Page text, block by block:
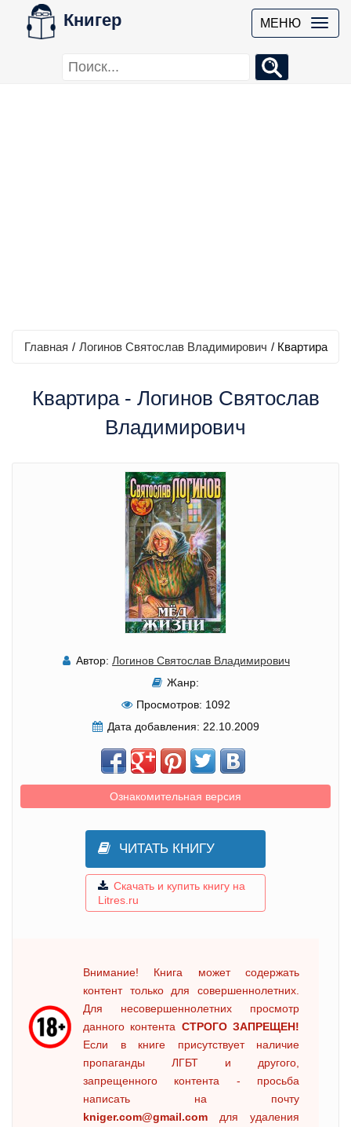
Книгер МЕНЮ
Главная / Логинов Святослав Владимирович / Квартира
Квартира - Логинов Святослав
Владимирович
Автор: Логинов Святослав Владимирович
Жанр:
Просмотров: 1092
Дата добавления: 22.10.2009
Ознакомительная версия
ЧИТАТЬ КНИГУ
Скачать и купить книгу на
Litres.ru
Внимание! Книга может содержать
контент только для совершеннолетних.
Для несовершеннолетних просмотр
данного контента СТРОГО ЗАПРЕЩЕН!
Если в книге присутствует наличие
пропаганды ЛГБТ и другого,
запрещенного контента - просьба
написать на почту
kniger.com@gmail.com для удаления